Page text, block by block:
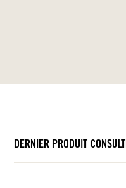
DERNIER PRODUIT